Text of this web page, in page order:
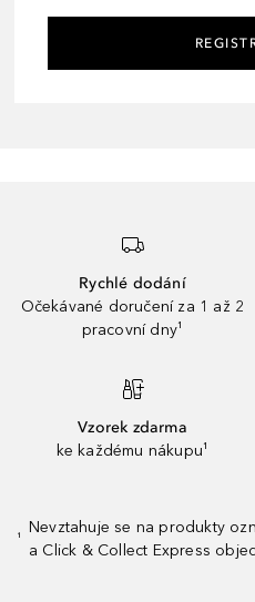
Rychlé dodání
Očekávané doručení za 1 až 2
pracovní dny¹
Vzorek zdarma
ke každému nákupu¹
¹
Nevztahuje se na produkty
a Click & Collect Express